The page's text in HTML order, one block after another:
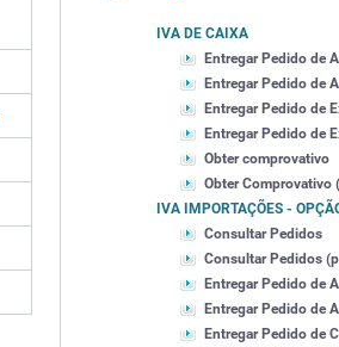
IVA DE CAIXA
Entregar Pedido de
Entregar Pedido de
Entregar Pedido de
Entregar Pedido de
Obter comprovativo
Obter Comprovativo
IVA IMPORTAÇÕES -
Consultar Pedidos
Consultar Pedidos
Entregar Pedido de
Entregar Pedido de
Entregar Pedido de